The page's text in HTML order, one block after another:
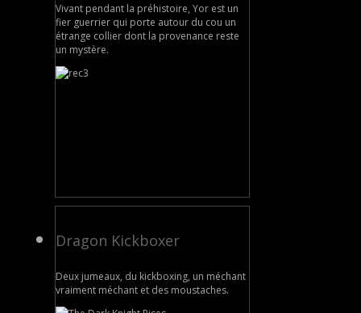
Vivant pendant la préhistoire, Yor est un
fier guerrier qui porte autour du cou un
étrange collier dont la provenance reste
un mystère.
Dragon Kickboxer
Deux jumeaux, du kickboxing, un méchant
vraiment méchant et des moustaches.